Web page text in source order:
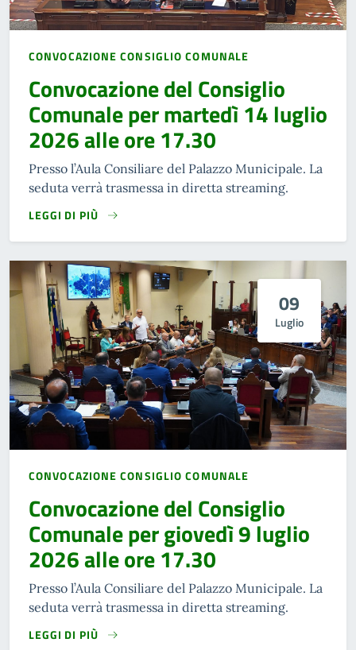
CONVOCAZIONE CONSIGLIO COMUNALE
Convocazione del Consiglio
Comunale per martedì 14 luglio
2026 alle ore 17.30
Presso l’Aula Consiliare del Palazzo Municipale. La
seduta verrà trasmessa in diretta streaming.
LEGGI DI PIÙ
09
Luglio
CONVOCAZIONE CONSIGLIO COMUNALE
Convocazione del Consiglio
Comunale per giovedì 9 luglio
2026 alle ore 17.30
Presso l’Aula Consiliare del Palazzo Municipale. La
seduta verrà trasmessa in diretta streaming.
LEGGI DI PIÙ